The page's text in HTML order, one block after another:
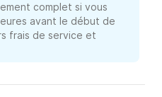
complet si vous
avant le début de
frais de service et